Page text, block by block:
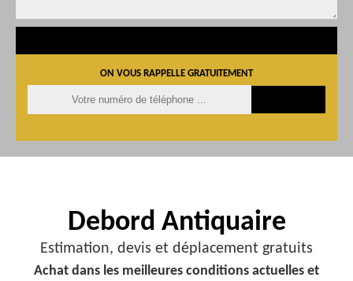
ON VOUS RAPPELLE GRATUITEMENT
Debord Antiquaire
Estimation, devis et déplacement gratuits
Achat dans les meilleures conditions actuelles et